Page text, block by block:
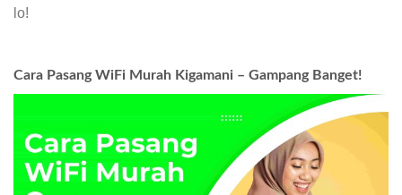
lo!
Cara Pasang WiFi Murah Kigamani – Gampang Banget!